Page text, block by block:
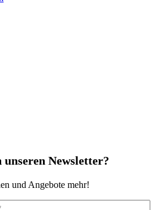
unseren Newsletter?
und Angebote mehr!